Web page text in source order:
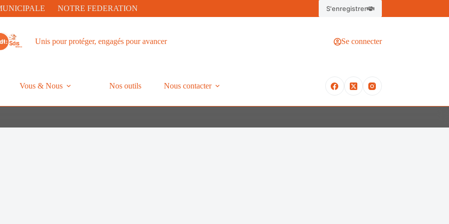
NOTRE FEDERATION S'enregistrer
Unis pour protéger, engagés pour avancer Se connecter
Vous & Nous Nos outils Nous contacter